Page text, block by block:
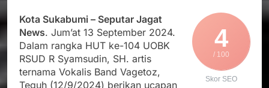
4
/ 100
Skor SEO
Kota Sukabumi – Seputar Jagat
News. Jum’at 13 September 2024.
Dalam rangka HUT ke-104 UOBK
RSUD R Syamsudin, SH. artis
ternama Vokalis Band Vagetoz,
Teguh (12/9/2024) berikan ucapan